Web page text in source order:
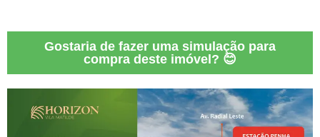
Gostaria de fazer uma simulação para
compra deste imóvel? 😊